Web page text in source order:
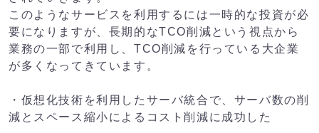
このようなサービスを利用するには一時的な投資が必
要になりますが、長期的なTCO削減という視点から
業務の一部で利用し、TCO削減を行っている大企業
が多くなってきています。
・仮想化技術を利用したサーバ統合で、サーバ数の削
減とスペース縮小によるコスト削減に成功した